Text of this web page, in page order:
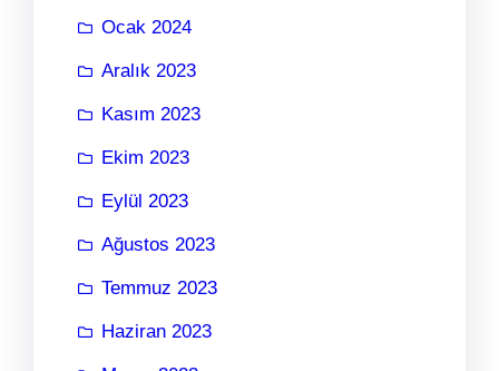
Ocak 2024
Aralık 2023
Kasım 2023
Ekim 2023
Eylül 2023
Ağustos 2023
Temmuz 2023
Haziran 2023